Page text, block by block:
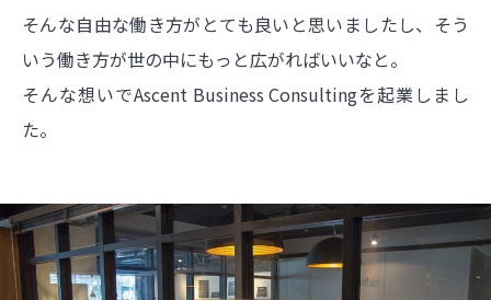
そんな自由な働き方がとても良いと思いましたし、そう
いう働き方が世の中にもっと広がればいいなと。
そんな想いでAscent Business Consultingを起業しまし
た。